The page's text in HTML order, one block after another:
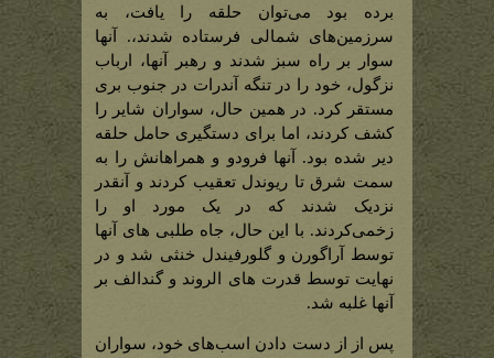
برده بود می‌توان حلقه را یافت، به
سرزمین‌های شمالی فرستاده شدند،. آنها
سوار بر راه سبز شدند و رهبر آنها، ارباب
نزگول، خود را در تنگه آندرات در جنوب بری
مستقر کرد. در همین حال، سواران شایر را
کشف کردند، اما برای دستگیری حامل حلقه
دیر شده بود. آنها فرودو و همراهانش را به
سمت شرق تا ریوندل تعقیب کردند و آنقدر
نزدیک شدند که در یک مورد او را
زخمی‌کردند. با این حال، جاه طلبی های آنها
توسط آراگورن و گلورفیندل خنثی شد و در
نهایت توسط قدرت های الروند و گندالف بر
آنها غلبه شد.
پس از از دست دادن اسب‌های خود، سواران